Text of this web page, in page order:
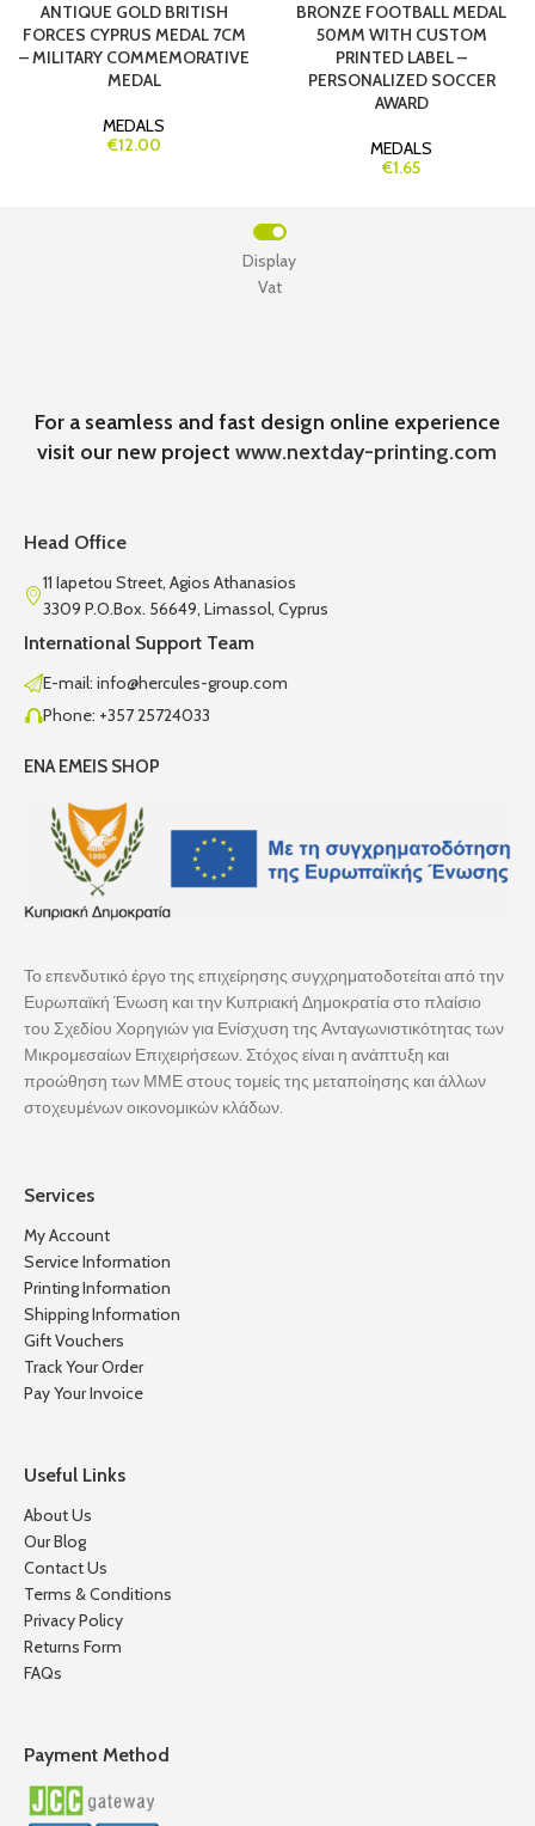
ANTIQUE GOLD BRITISH
FORCES CYPRUS MEDAL 7CM
– MILITARY COMMEMORATIVE
MEDAL
MEDALS
€12.00
BRONZE FOOTBALL MEDAL
50MM WITH CUSTOM
PRINTED LABEL –
PERSONALIZED SOCCER
AWARD
MEDALS
€1.65
Vat
Display
For a seamless and fast design online experience
visit our new projectwww.nextday-printing.com
Head Office
11 Iapetou Street, Agios Athanasios
3309 P.O.Box. 56649, Limassol, Cyprus
International Support Team
E-mail: info@hercules-group.com
Phone: +357 25724033
ENA EMEIS SHOP
Το επενδυτικό έργο της επιχείρησης συγχρηματοδοτείται από την
Ευρωπαϊκή Ένωση και την Κυπριακή Δημοκρατία στο πλαίσιο
του Σχεδίου Χορηγιών για Ενίσχυση της Ανταγωνιστικότητας των
Μικρομεσαίων Επιχειρήσεων. Στόχος είναι η ανάπτυξη και
προώθηση των ΜΜΕ στους τομείς της μεταποίησης και άλλων
στοχευμένων οικονομικών κλάδων.
Services
My Account
Service Information
Printing Information
Shipping Information
Gift Vouchers
Track Your Order
Pay Your Invoice
Useful Links
About Us
Our Blog
Contact Us
Terms & Conditions
Privacy Policy
Returns Form
FAQs
Payment Method